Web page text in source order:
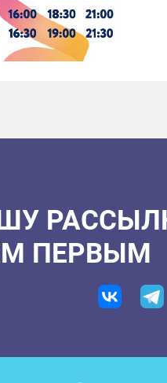
ПЕРВЫМ